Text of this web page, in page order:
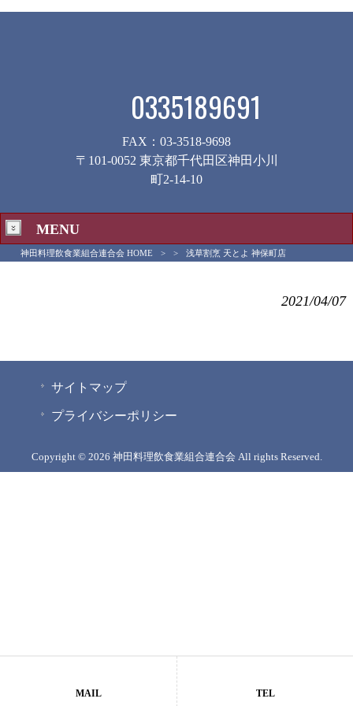
0335189691
FAX：03-3518-9698
〒101-0052 東京都千代田区神田小川
町2-14-10
MENU
神田料理飲食業組合連合会 HOME > > 浅草割烹 天とよ 神保町店
2021/04/07
サイトマップ
プライバシーポリシー
Copyright © 2026 神田料理飲食業組合連合会 All rights Reserved.
MAIL TEL